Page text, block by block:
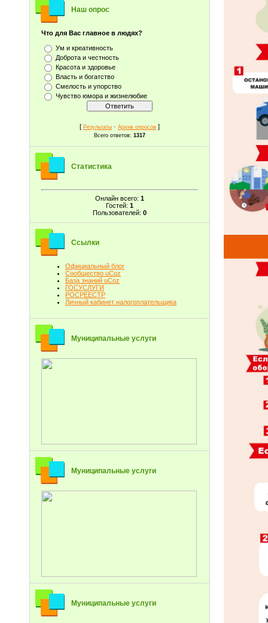
Наш опрос
Что для Вас главное в людях?
Ум и креативность
Доброта и честность
Красота и здоровье
Власть и богатство
Смелость и упорство
Чувство юмора и жизнелюбие
[ Результаты · Архив опросов ]
Всего ответов: 1317
Статистика
Онлайн всего: 1
Гостей: 1
Пользователей: 0
Ссылки
Официальный блог
Сообщество uCoz
База знаний uCoz
ГОСУСЛУГИ
РОСРЕЕСТР
Личный кабинет налогоплательщика
Муниципальные услуги
Муниципальные услуги
Муниципальные услуги